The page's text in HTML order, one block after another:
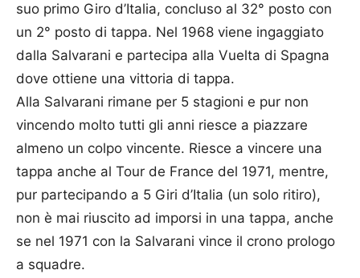
suo primo Giro d’Italia, concluso al 32° posto con
un 2° posto di tappa. Nel 1968 viene ingaggiato
dalla Salvarani e partecipa alla Vuelta di Spagna
dove ottiene una vittoria di tappa.
Alla Salvarani rimane per 5 stagioni e pur non
vincendo molto tutti gli anni riesce a piazzare
almeno un colpo vincente. Riesce a vincere una
tappa anche al Tour de France del 1971, mentre,
pur partecipando a 5 Giri d’Italia (un solo ritiro),
non è mai riuscito ad imporsi in una tappa, anche
se nel 1971 con la Salvarani vince il crono prologo
a squadre.